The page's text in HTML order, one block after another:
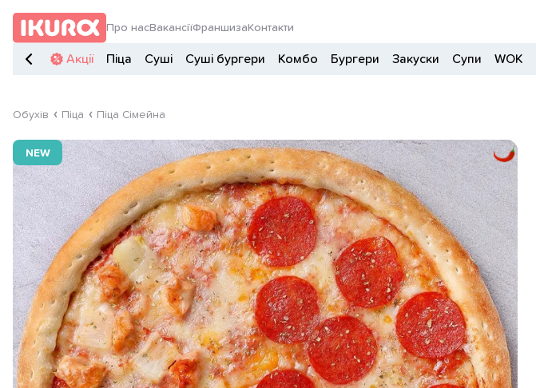
Про насВакансіїФраншиза Контакти
Акції Піца Суші Суші бургери Комбо Бургери Закуски Супи WOK
Обухів Піца Піца Сімейна
NEW